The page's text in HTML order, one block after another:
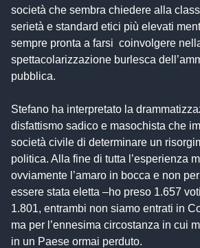
società che sembra chiedere alla
serietà e standard etici più elevati
sempre pronta a farsi coinvolgere
spettacolarizzazione burlesca
pubblica.
Stefano ha interpretato la
disfattismo sadico e masochista che
società civile di determinare un
politica. Alla fine di tutta l’esperienza
ovviamente l’amaro in bocca e non
essere stata eletta –ho preso 1.657
1.801, entrambi non siamo entrati in
ma per l’ennesima circostanza in cui
in un Paese ormai perduto.